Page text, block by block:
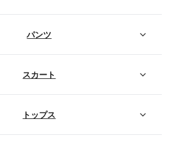
パンツ
スカート
トップス